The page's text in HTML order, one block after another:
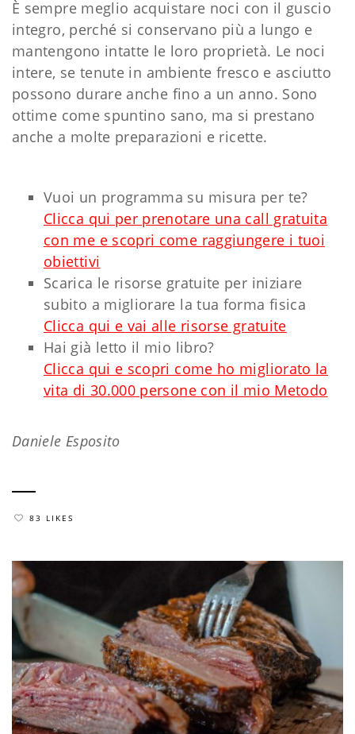
È sempre meglio acquistare noci con il guscio
integro, perché si conservano più a lungo e
mantengono intatte le loro proprietà. Le noci
intere, se tenute in ambiente fresco e asciutto
possono durare anche fino a un anno. Sono
ottime come spuntino sano, ma si prestano
anche a molte preparazioni e ricette.
Vuoi un programma su misura per te?
Clicca qui per prenotare una call gratuita
con me e scopri come raggiungere i tuoi
obiettivi
Scarica le risorse gratuite per iniziare
subito a migliorare la tua forma fisica
Clicca qui e vai alle risorse gratuite
Hai già letto il mio libro?
Clicca qui e scopri come ho migliorato la
vita di 30.000 persone con il mio Metodo
Daniele Esposito
83 LIKES